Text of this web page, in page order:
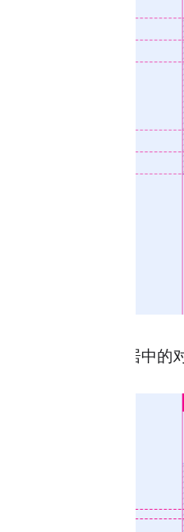
标题居中的